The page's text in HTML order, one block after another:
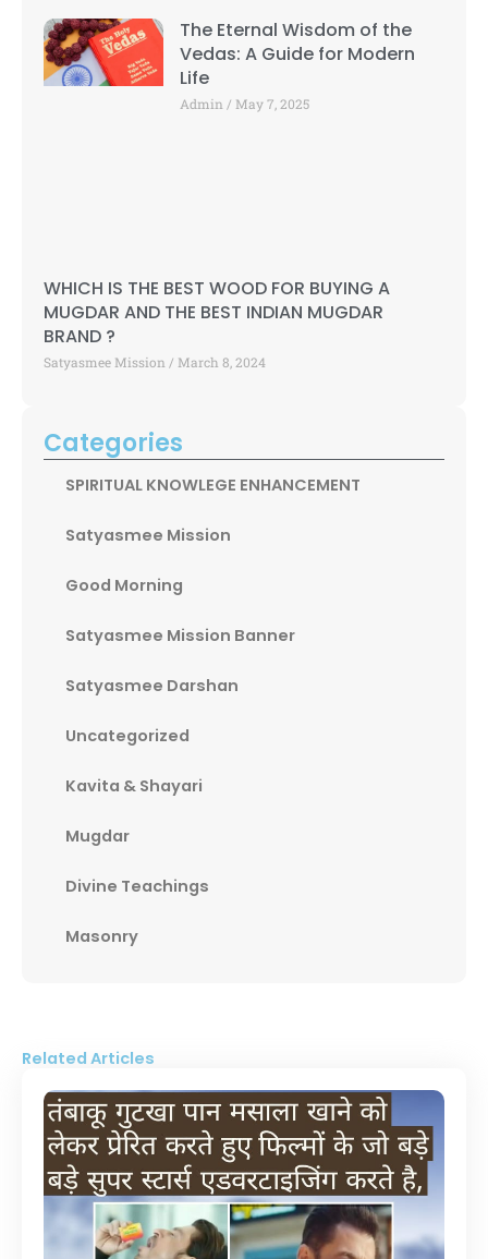
The Eternal Wisdom of the
Vedas: A Guide for Modern
Life
Admin May 7, 2025
WHICH IS THE BEST WOOD FOR BUYING A
MUGDAR AND THE BEST INDIAN MUGDAR
BRAND ?
Satyasmee Mission March 8, 2024
Categories
SPIRITUAL KNOWLEGE ENHANCEMENT
Satyasmee Mission
Good Morning
Satyasmee Mission Banner
Satyasmee Darshan
Uncategorized
Kavita & Shayari
Mugdar
Divine Teachings
Masonry
Related Articles